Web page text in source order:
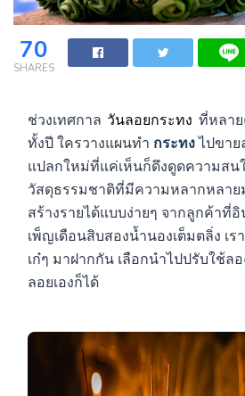
70
SHARES
ช่วงเทศกาล วันลอยกระทง ที่หลา
ทั้งปี ใครวางแผนทำ กระทงไปขาย
แปลกใหม่ที่แค่เห็นก็ดึงดูดความสน
วัสดุธรรมชาติที่มีความหลากหลา
สร้างรายได้แบบง่ายๆ จากลูกค้าที่
เพ็ญเดือนสิบสองน้ำนองเต็มตลิ่ง เร
เก๋ๆ มาฝากกัน เลือกนำไปปรับใช้ล
ลอยเองก็ได้